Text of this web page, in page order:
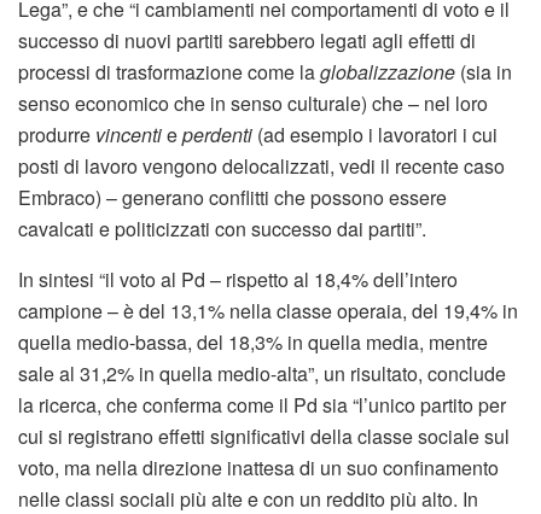
Lega”, e che “i cambiamenti nei comportamenti di voto e il
successo di nuovi partiti sarebbero legati agli effetti di
processi di trasformazione come laglobalizzazione (sia in
senso economico che in senso culturale) che – nel loro
produrre vincentieperdenti (ad esempio i lavoratori i cui
posti di lavoro vengono delocalizzati, vedi il recente caso
Embraco) – generano conflitti che possono essere
cavalcati e politicizzati con successo dai partiti”.
In sintesi “il voto al Pd – rispetto al 18,4% dell’intero
campione – è del 13,1% nella classe operaia, del 19,4% in
quella medio-bassa, del 18,3% in quella media, mentre
sale al 31,2% in quella medio-alta”, un risultato, conclude
la ricerca, che conferma come il Pd sia “l’unico partito per
cui si registrano effetti significativi della classe sociale sul
voto, ma nella direzione inattesa di un suo confinamento
nelle classi sociali più alte e con un reddito più alto. In